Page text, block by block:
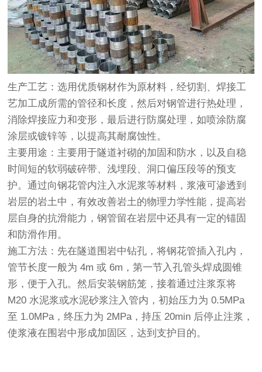
生产工艺：选用优质钢材作为原材料，经切割、焊接工
艺加工成所需的管径和长度，然后对钢管进行热处理，
消除焊接应力和变形，最后进行防腐处理，如喷涂防腐
涂层或镀锌等，以提高其耐腐蚀性。
主要用途：主要用于隧道衬砌的加固和防水，以及自稳
时间短的软弱破碎带、浅埋段、洞口偏压段等的预支
护。通过向钢花管内注入水泥浆等材料，浆液可渗透到
岩层的岩土中，有效改善岩土的物理力学性能，提高岩
层自身的抗滑能力，钢管留在岩层中还具有一定的锚固
和防滑作用。
施工方法：先在隧道围岩中钻孔，将钢花管插入孔内，
管节长度一般为 4m 或 6m，第一节入孔管头焊成圆锥
形，便于入孔。然后安装钢筋笼，接着通过注浆泵将
M20 水泥浆或水泥砂浆注入管内，初始压力为 0.5MPa
至 1.0MPa，终压力为 2MPa，持压 20min 后停止注浆，
使浆液在围岩中形成加固区，达到支护目的。